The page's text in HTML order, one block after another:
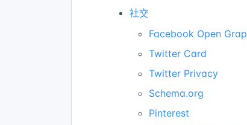
社交
Facebook Open
Twitter Card
Twitter Privacy
Schema.org
Pinterest